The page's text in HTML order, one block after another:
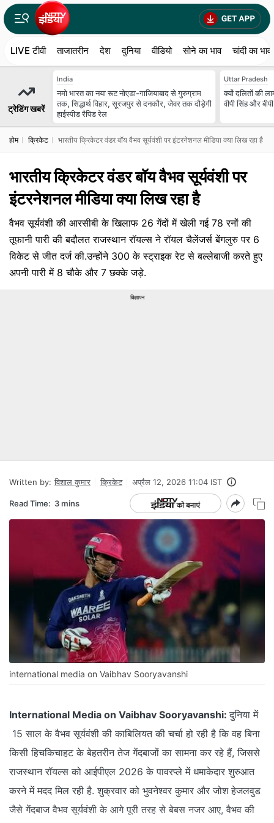
LIVE टीवी ताजातरीन देश दुनिया वीडियो सोने का भाव चांदी का भाव
ट्रेडिंग खबरें
India
नमो भारत का नया रूट नोएडा-गाजियाबाद से गुरुग्राम
तक, सिद्धार्थ विहार, सूरजपुर से दनकौर, जेवर तक दौड़ेगी
हाईस्पीड रैपिड रेल
Uttar Pradesh
क्यों दलितों की
वीपी सिंह और
होम क्रिकेट भारतीय क्रिकेटर वंडर बॉय वैभव सूर्यवंशी पर इंटरनेशनल मीडिया क्या लिख रहा है
भारतीय क्रिकेटर वंडर बॉय वैभव सूर्यवंशी पर
इंटरनेशनल मीडिया क्या लिख रहा है
वैभव सूर्यवंशी की आरसीबी के खिलाफ 26 गेंदों में खेली गई 78 रनों की
तूफानी पारी की बदौलत राजस्थान रॉयल्स ने रॉयल चैलेंजर्स बेंगलुरु पर 6
विकेट से जीत दर्ज की.उन्होंने 300 के स्ट्राइक रेट से बल्लेबाजी करते हुए
अपनी पारी में 8 चौके और 7 छक्के जड़े.
विज्ञापन
Written by: विशाल कुमार क्रिकेट अप्रैल 12, 2026 11:04 IST
Read Time: 3 mins
international media on Vaibhav Sooryavanshi
International Media on Vaibhav Sooryavanshi:दुनिया में
15 साल के वैभव सूर्यवंशी की काबिलियत की चर्चा हो रही है कि वह बिना
किसी हिचकिचाहट के बेहतरीन तेज गेंदबाजों का सामना कर रहे हैं, जिससे
राजस्थान रॉयल्स को आईपीएल 2026 के पावरप्ले में धमाकेदार शुरुआत
करने में मदद मिल रही है. शुक्रवार को भुवनेश्वर कुमार और जोश हेजलवुड
जैसे गेंदबाज वैभव सूर्यवंशी के आगे पूरी तरह से बेबस नजर आए, वैभव की